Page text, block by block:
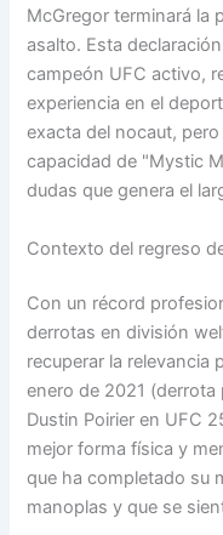
McGregor terminará la
asalto. Esta
campeón UFC activo,
experiencia en el
exacta del nocaut,
capacidad de "Mystic
dudas que genera el
Contexto del regreso
Con un récord
derrotas en división
recuperar la relevancia
enero de 2021
Dustin Poirier en UFC
mejor forma física y
que ha completado su
manoplas y que se